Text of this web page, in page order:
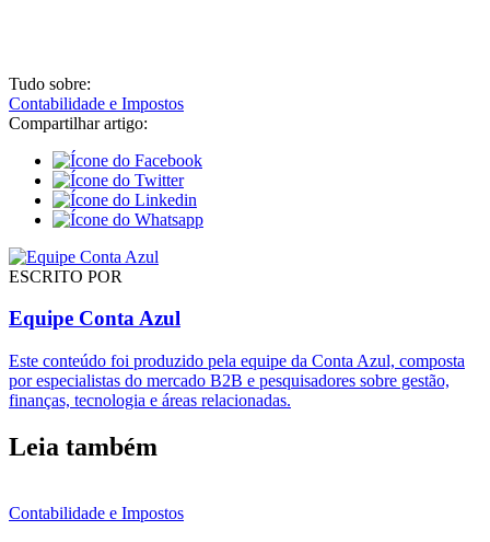
Tudo sobre:
Contabilidade e Impostos
Compartilhar artigo:
ESCRITO POR
Equipe Conta Azul
Este conteúdo foi produzido pela equipe da Conta Azul, composta
por especialistas do mercado B2B e pesquisadores sobre gestão,
finanças, tecnologia e áreas relacionadas.
Leia também
Contabilidade e Impostos